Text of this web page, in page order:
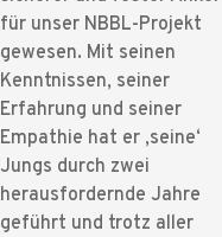
für unser NBBL-Projekt
gewesen. Mit seinen
Kenntnissen, seiner
Erfahrung und seiner
Empathie hat er ‚seine‘
Jungs durch zwei
herausfordernde Jahre
geführt und trotz aller